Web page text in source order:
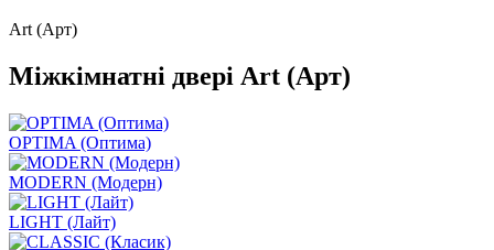
Art (Арт)
Міжкімнатні двері Art (Арт)
OPTIMA (Оптима)
MODERN (Модерн)
LIGHT (Лайт)